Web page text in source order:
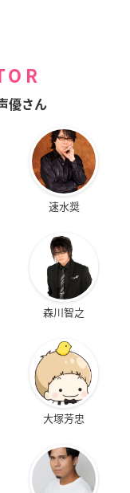
優さん
速水奨
森川智之
大塚芳忠